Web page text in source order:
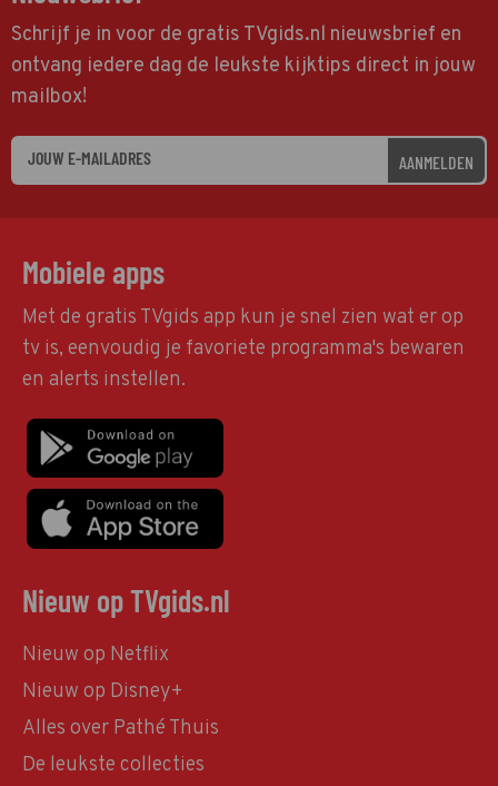
Schrijf je in voor de gratis TVgids.nl nieuwsbrief en
ontvang iedere dag de leukste kijktips direct in jouw
mailbox!
AANMELDEN
Mobiele apps
Met de gratis TVgids app kun je snel zien wat er op
tv is, eenvoudig je favoriete programma's bewaren
en alerts instellen.
Nieuw op TVgids.nl
Nieuw op Netflix
Nieuw op Disney+
Alles over Pathé Thuis
De leukste collecties